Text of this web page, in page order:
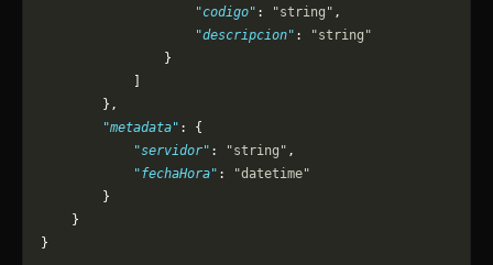
                    "codigo"
: "string" ,
                    "descripcion"
:
"string"
                }
        },
        "metadata"
: {
            "servidor"
: "string" ,
            "fechaHora"
:
"datetime"
        }
    }
}